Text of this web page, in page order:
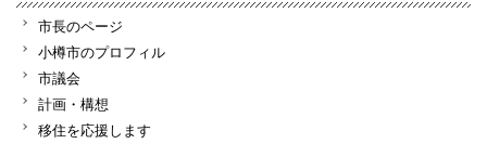
市長のページ
小樽市のプロフィル
市議会
計画・構想
移住を応援します